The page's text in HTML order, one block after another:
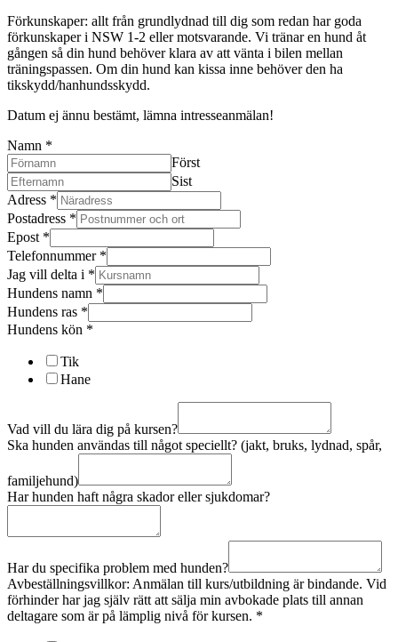
Förkunskaper: allt från grundlydnad till dig som redan har goda
förkunskaper i NSW 1-2 eller motsvarande. Vi tränar en hund åt
gången så din hund behöver klara av att vänta i bilen mellan
träningspassen. Om din hund kan kissa inne behöver den ha
tikskydd/hanhundsskydd.
Datum ej ännu bestämt, lämna intresseanmälan!
Namn *
Först
Sist
Adress *
Postadress *
Epost *
Telefonnummer *
Jag vill delta i *
Hundens namn *
Hundens ras *
Hundens kön *
Tik
Hane
Vad vill du lära dig på kursen?
Ska hunden användas till något speciellt? (jakt, bruks, lydnad, spår,
familjehund)
Har hunden haft några skador eller sjukdomar?
Har du specifika problem med hunden?
Avbeställningsvillkor: Anmälan till kurs/utbildning är bindande. Vid
förhinder har jag själv rätt att sälja min avbokade plats till annan
deltagare som är på lämplig nivå för kursen. *